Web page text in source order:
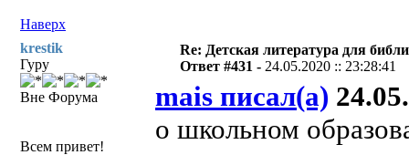
Наверх
krestik
Гуру
Вне Форума
Всем привет!
Re: Детская литература для
Ответ #431 - 24.05.2020 :: 23:28:41
mais писал(а)
о школьном